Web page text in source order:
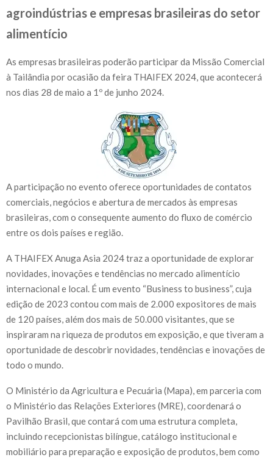
agroindústrias e empresas brasileiras do setor
alimentício
As empresas brasileiras poderão participar da Missão Comercial
à Tailândia por ocasião da feira THAIFEX 2024, que acontecerá
nos dias 28 de maio a 1º de junho 2024.
A participação no evento oferece oportunidades de contatos
comerciais, negócios e abertura de mercados às empresas
brasileiras, com o consequente aumento do fluxo de comércio
entre os dois países e região.
A THAIFEX Anuga Asia 2024 traz a oportunidade de explorar
novidades, inovações e tendências no mercado alimentício
internacional e local. É um evento “Business to business”, cuja
edição de 2023 contou com mais de 2.000 expositores de mais
de 120 países, além dos mais de 50.000 visitantes, que se
inspiraram na riqueza de produtos em exposição, e que tiveram a
oportunidade de descobrir novidades, tendências e inovações de
todo o mundo.
O Ministério da Agricultura e Pecuária (Mapa), em parceria com
o Ministério das Relações Exteriores (MRE), coordenará o
Pavilhão Brasil, que contará com uma estrutura completa,
incluindo recepcionistas bilíngue, catálogo institucional e
mobiliário para preparação e exposição de produtos, bem como